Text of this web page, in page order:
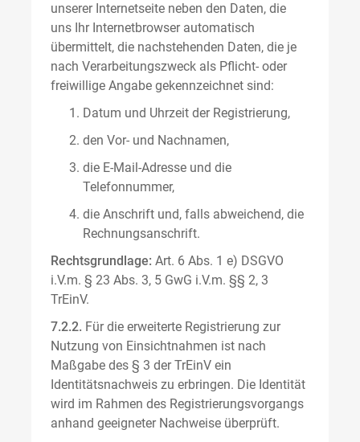
unserer Internetseite neben den Daten, die
uns Ihr Internetbrowser automatisch
übermittelt, die nachstehenden Daten, die je
nach Verarbeitungszweck als Pflicht- oder
freiwillige Angabe gekennzeichnet sind:
Datum und Uhrzeit der Registrierung,
den Vor- und Nachnamen,
die E-Mail-Adresse und die
Telefonnummer,
die Anschrift und, falls abweichend, die
Rechnungsanschrift.
Rechtsgrundlage: Art. 6 Abs. 1 e) DSGVO
i.V.m. § 23 Abs. 3, 5 GwG i.V.m. §§ 2, 3
TrEinV.
7.2.2. Für die erweiterte Registrierung zur
Nutzung von Einsichtnahmen ist nach
Maßgabe des § 3 der TrEinV ein
Identitätsnachweis zu erbringen. Die Identität
wird im Rahmen des Registrierungsvorgangs
anhand geeigneter Nachweise überprüft.